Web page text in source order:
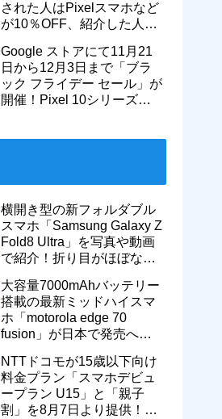
された人はPixelスマホなど
が10％OFF、紹介した人は
ト付与
Google ストアにて11月21
日から12月3日まで「ブラ
ック フライデー セール」が
開催！Pixel 10シリーズや
横開き型の新フォルダブル
スマホ「Samsung Galaxy Z
Fold8 Ultra」を写真や動画
で紹介！折り目がほぼない
ト】
大容量7000mAhバッテリー
搭載の最新ミッドハイスマ
ホ「motorola edge 70
fusion」が日本で発売へ！
過
NTTドコモが15歳以下向け
料金プラン「スマホデビュ
ープラン U15」と「親子
割」を8月7日より提供！親